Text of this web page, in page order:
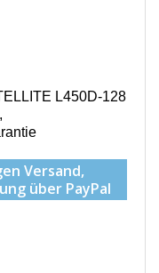
L450D-128
Versand,
über PayPal